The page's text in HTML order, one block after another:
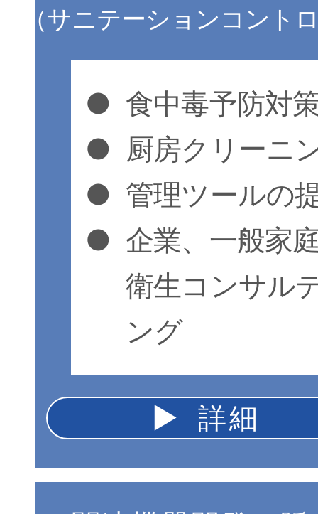
（サニテーションコント
● 食中毒予防対
● 厨房クリーニ
● 管理ツールの
● 企業、一般家
衛生コンサル
ング
▶︎ 詳細